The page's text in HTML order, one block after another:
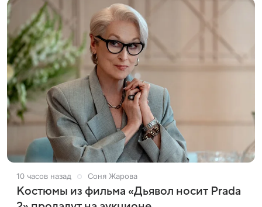
10 часов назад Соня Жарова
Костюмы из фильма «Дьявол носит Prada